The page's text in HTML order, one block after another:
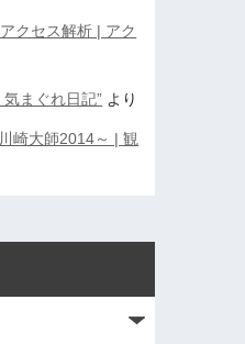
クセス解析 | アク
まぐれ日記” より
崎大師2014～ | 観